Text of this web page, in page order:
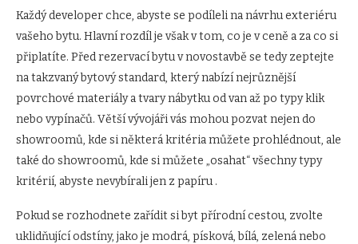
Každý developer chce, abyste se podíleli na návrhu exteriéru
vašeho bytu. Hlavní rozdíl je však v tom, co je v ceně a za co si
připlatíte. Před rezervací bytu v novostavbě se tedy zeptejte
na takzvaný bytový standard, který nabízí nejrůznější
povrchové materiály a tvary nábytku od van až po typy klik
nebo vypínačů. Větší vývojáři vás mohou pozvat nejen do
showroomů, kde si některá kritéria můžete prohlédnout, ale
také do showroomů, kde si můžete „osahat“ všechny typy
kritérií, abyste nevybírali jen z papíru .
Pokud se rozhodnete zařídit si byt přírodní cestou, zvolte
uklidňující odstíny, jako je modrá, písková, bílá, zelená nebo